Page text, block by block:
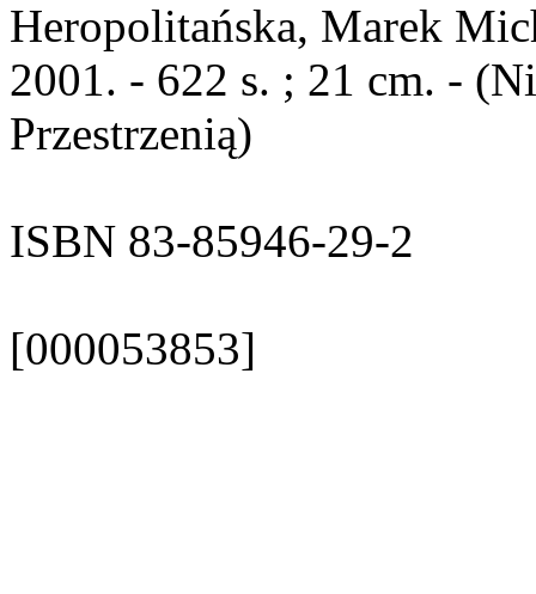
Heropolitańska, Marek
2001. - 622 s. ; 21 cm. -
Przestrzenią)
ISBN 83-85946-29-2
[000053853]